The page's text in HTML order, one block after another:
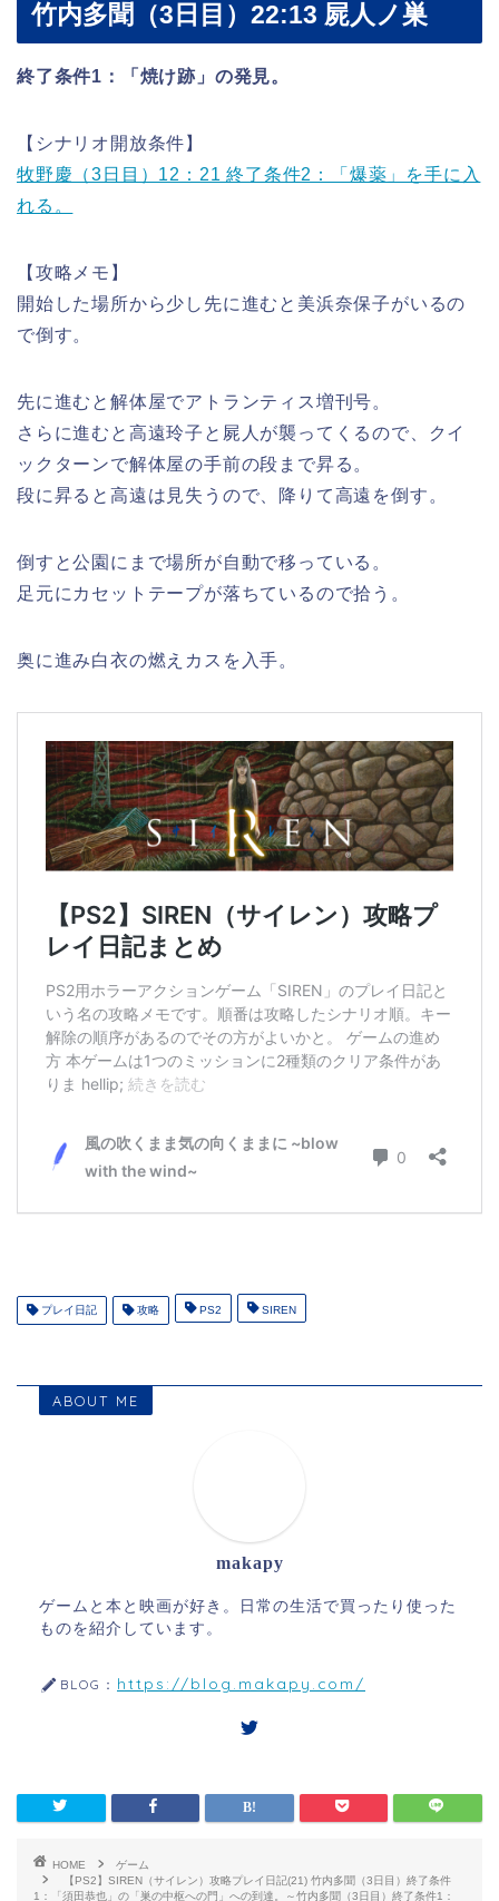
竹内多聞（3日目）22:13 屍人ノ巣
終了条件1：「焼け跡」の発見。
【シナリオ開放条件】
牧野慶（3日目）12：21 終了条件2：「爆薬」を手に入
れる。
【攻略メモ】
開始した場所から少し先に進むと美浜奈保子がいるの
で倒す。
先に進むと解体屋でアトランティス増刊号。
さらに進むと高遠玲子と屍人が襲ってくるので、クイ
ックターンで解体屋の手前の段まで昇る。
段に昇ると高遠は見失うので、降りて高遠を倒す。
倒すと公園にまで場所が自動で移っている。
足元にカセットテープが落ちているので拾う。
奥に進み白衣の燃えカスを入手。
プレイ日記 攻略 PS2 SIREN
ABOUT ME
makapy
ゲームと本と映画が好き。日常の生活で買ったり使った
ものを紹介しています。
BLOG： https://blog.makapy.com/
HOME
ゲーム
【PS2】SIREN（サイレン）攻略プレイ日記(21) 竹内多聞（3日目）終了条件
1：「須田恭也」の「巣の中枢への門」への到達。～竹内多聞（3日目）終了条件1：